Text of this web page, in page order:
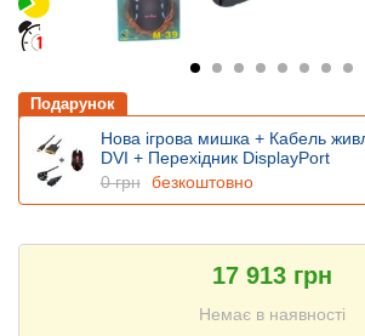
Подарунок
Нова ігрова мишка + Кабель
DVI + Перехідник DisplayPort
0 грн безкоштовно
17 913 грн
Немає в наявності